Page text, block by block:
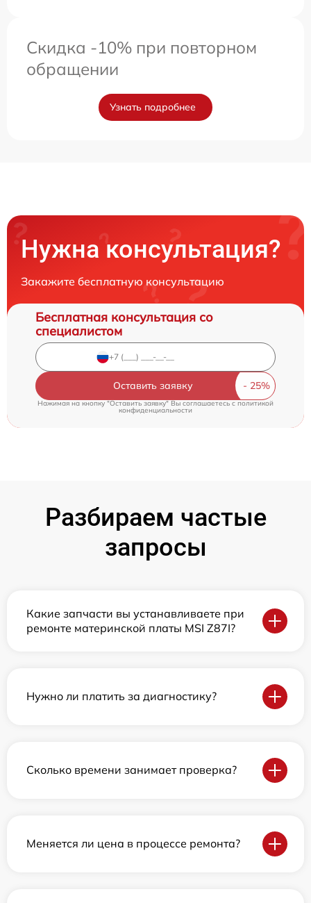
Скидка -10% при повторном
обращении
Узнать подробнее
Нужна консультация?
Закажите бесплатную консультацию
Бесплатная консультация со
специалистом
Оставить заявку
Нажимая на кнопку "Оставить заявку" Вы соглашаетесь cполитикой
конфиденциальности
Разбираем частые
запросы
Какие запчасти вы устанавливаете при
ремонте материнской платы MSI Z87I?
Нужно ли платить за диагностику?
Сколько времени занимает проверка?
Меняется ли цена в процессе ремонта?